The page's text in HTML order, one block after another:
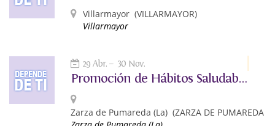
Villarmayor (VILLARMAYOR)
Villarmayor
29 Abr. 30 Nov.
Promoción de Hábitos Saludables: Depende de Ti
Zarza de Pumareda (La) (ZARZA DE PUMAREDA